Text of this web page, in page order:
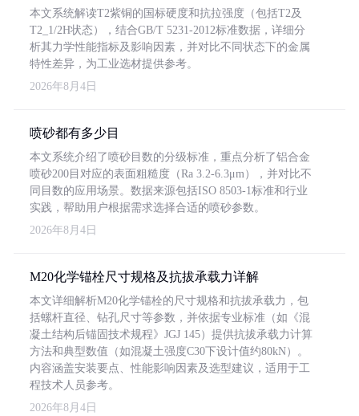
本文系统解读T2紫铜的国标硬度和抗拉强度（包括T2及
T2_1/2H状态），结合GB/T 5231-2012标准数据，详细分
析其力学性能指标及影响因素，并对比不同状态下的金属
特性差异，为工业选材提供参考。
2026年8月4日
喷砂都有多少目
本文系统介绍了喷砂目数的分级标准，重点分析了铝合金
喷砂200目对应的表面粗糙度（Ra 3.2-6.3μm），并对比不
同目数的应用场景。数据来源包括ISO 8503-1标准和行业
实践，帮助用户根据需求选择合适的喷砂参数。
2026年8月4日
M20化学锚栓尺寸规格及抗拔承载力详解
本文详细解析M20化学锚栓的尺寸规格和抗拔承载力，包
括螺杆直径、钻孔尺寸等参数，并依据专业标准（如《混
凝土结构后锚固技术规程》JGJ 145）提供抗拔承载力计算
方法和典型数值（如混凝土强度C30下设计值约80kN）。
内容涵盖安装要点、性能影响因素及选型建议，适用于工
程技术人员参考。
2026年8月4日